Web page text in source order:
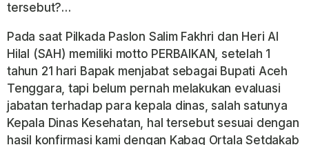
tersebut?…
Pada saat Pilkada Paslon Salim Fakhri dan Heri Al
Hilal (SAH) memiliki motto PERBAIKAN, setelah 1
tahun 21 hari Bapak menjabat sebagai Bupati Aceh
Tenggara, tapi belum pernah melakukan evaluasi
jabatan terhadap para kepala dinas, salah satunya
Kepala Dinas Kesehatan, hal tersebut sesuai dengan
hasil konfirmasi kami dengan Kabag Ortala Setdakab